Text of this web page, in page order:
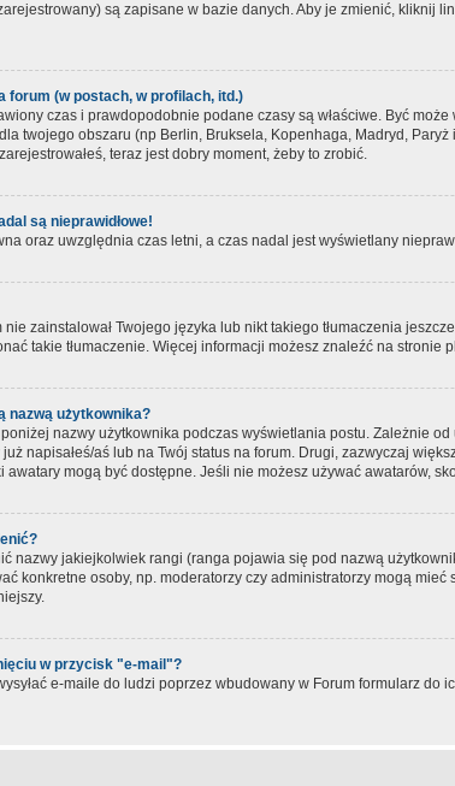
są zapisane w bazie danych. Aby je zmienić, kliknij
forum (w postach, w profilach, itd.)
czas i prawdopodobnie podane czasy są właściwe. Być
twojego obszaru (np Berlin, Bruksela, Kopenhaga, Madryd,
teraz jest dobry moment, żeby to zrobić.
są nieprawidłowe!
oraz uwzględnia czas letni, a czas nadal jest wyświetlany
zainstalował Twojego języka lub nikt takiego tłumaczenia
takie tłumaczenie. Więcej informacji możesz znaleźć na stronie
nazwą użytkownika?
nazwy użytkownika podczas wyświetlania postu. Zależnie
napisałeś/aś lub na Twój status na forum. Drugi, zazwyczaj
awatary mogą być dostępne. Jeśli nie możesz używać awatarów,
nazwy jakiejkolwiek rangi (ranga pojawia się pod nazwą
konkretne osoby, np. moderatorzy czy administratorzy mogą
w przycisk "e-mail"?
e-maile do ludzi poprzez wbudowany w Forum formularz do